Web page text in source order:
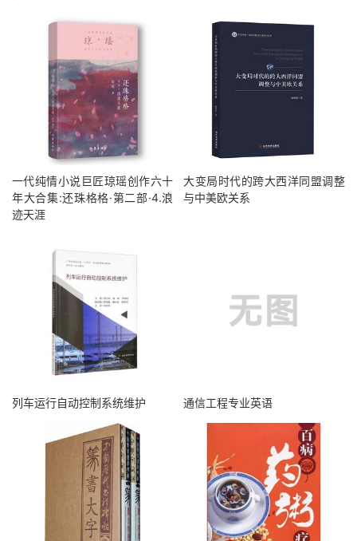
一代纯情小说巨匠琼瑶创作六十
年大合集:还珠格格·第二部·4.浪
迹天涯
大变局时代的跨大西洋同盟调整
与中美欧关系
列车运行自动控制系统维护 通信工程专业英语